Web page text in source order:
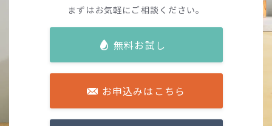
まずはお気軽にご相談ください。
無料お試し
お申込みはこちら